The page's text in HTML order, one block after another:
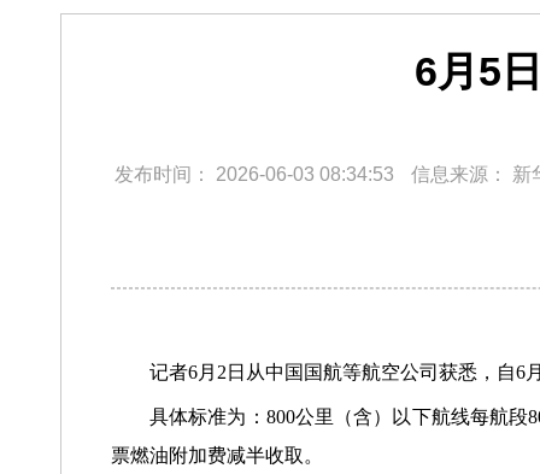
6月5
发布时间： 2026-06-03 08:34:53 信息来源： 新
记者6月2日从中国国航等航空公司获悉，自6
具体标准为：800公里（含）以下航线每航
票燃油附加费减半收取。